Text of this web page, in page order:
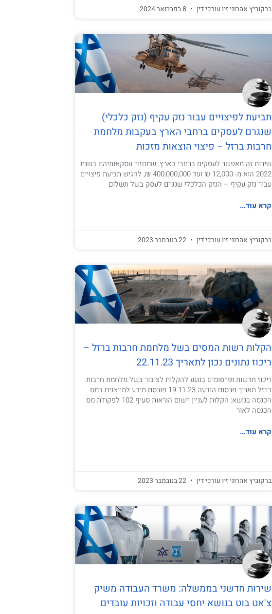
ברקוביץ אהרוני זיו עורכי דין
תביעת לפיצויים עבור נזק עקיף (נזק כלכלי)
שנגרם לעסקים ברחבי הארץ בעקבות מלחמת
חרבות ברזל – פיצוי הוצאות מזכות
שירות זה מאפשר לעסקים ברחבי הארץ, שמחזור עסקאותיהם בשנת
2022 הוא מ- 12,000 ₪ ועד 400,000,000 ₪, להגיש תביעת פיצויים
עבור נזק עקיף – הנזק הכלכלי שנגרם לעסק בשל תשלום
קרא עוד...
ברקוביץ אהרוני זיו עורכי דין
הקלות רשות המסים בשל מלחמת חרבות ברזל –
ריכוז נתונים נכון לתאריך 22.11.23
ריכוז חדשות ופרסומים בנוגע להקלות לציבור בשל מלחמת חרבות
ברזל תאריך פרסום הודעה 19.11.23 פורסם מידע למייצגים במס
הכנסה בנושא: הקלות לעניין יישום הוראות סעיף 102 לפקודת מס
הכנסה לאור
קרא עוד...
ברקוביץ אהרוני זיו עורכי דין
שירות חדשני בממשלה: משרד העבודה משיק
צ'אט בוט בנושא יחסי עבודה וזכויות עובדים